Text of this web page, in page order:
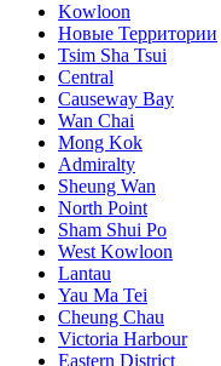
Kowloon
Новые Территории
Tsim Sha Tsui
Central
Causeway Bay
Wan Chai
Mong Kok
Admiralty
Sheung Wan
North Point
Sham Shui Po
West Kowloon
Lantau
Yau Ma Tei
Cheung Chau
Victoria Harbour
Eastern District